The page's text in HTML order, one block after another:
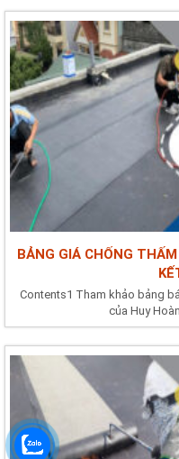
BẢNG GIÁ CHỐNG
Contents1 Tham khảo bảng
của Huy